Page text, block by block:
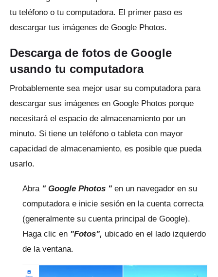
tu teléfono o tu computadora. El primer paso es
descargar tus imágenes de Google Photos.
Descarga de fotos de Google
usando tu computadora
Probablemente sea mejor usar su computadora para
descargar sus imágenes en Google Photos porque
necesitará el espacio de almacenamiento por un
minuto. Si tiene un teléfono o tableta con mayor
capacidad de almacenamiento, es posible que pueda
usarlo.
Abra " Google Photos " en un navegador en su
computadora e inicie sesión en la cuenta correcta
(generalmente su cuenta principal de Google).
Haga clic en "Fotos", ubicado en el lado izquierdo
de la ventana.